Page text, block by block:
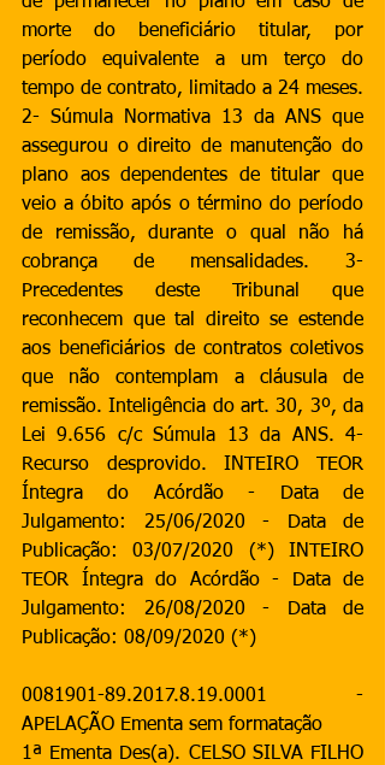
morte do beneficiário titular, por
período equivalente a um terço do
tempo de contrato, limitado a 24 meses.
2- Súmula Normativa 13 da ANS que
assegurou o direito de manutenção do
plano aos dependentes de titular que
veio a óbito após o término do período
de remissão, durante o qual não há
cobrança de mensalidades. 3-
Precedentes deste Tribunal que
reconhecem que tal direito se estende
aos beneficiários de contratos coletivos
que não contemplam a cláusula de
remissão. Inteligência do art. 30, 3º, da
Lei 9.656 c/c Súmula 13 da ANS. 4-
Recurso desprovido. INTEIRO TEOR
Íntegra do Acórdão - Data de
Julgamento: 25/06/2020 - Data de
Publicação: 03/07/2020 (*) INTEIRO
TEOR Íntegra do Acórdão - Data de
Julgamento: 26/08/2020 - Data de
Publicação: 08/09/2020 (*)
0081901-89.2017.8.19.0001 -
APELAÇÃO Ementa sem formatação
1ª Ementa Des(a). CELSO SILVA FILHO